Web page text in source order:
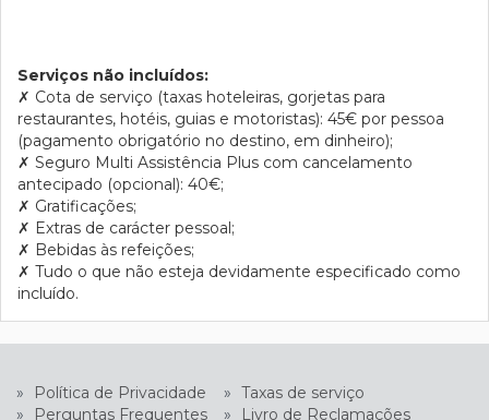
Serviços não incluídos:
✗ Cota de serviço (taxas hoteleiras, gorjetas para
restaurantes, hotéis, guias e motoristas): 45€ por pessoa
(pagamento obrigatório no destino, em dinheiro);
✗ Seguro Multi Assistência Plus com cancelamento
antecipado (opcional): 40€;
✗ Gratificações;
✗ Extras de carácter pessoal;
✗ Bebidas às refeições;
✗ Tudo o que não esteja devidamente especificado como
incluído.
» Política de Privacidade » Taxas de serviço
»
Perguntas Frequentes »
Livro de Reclamações